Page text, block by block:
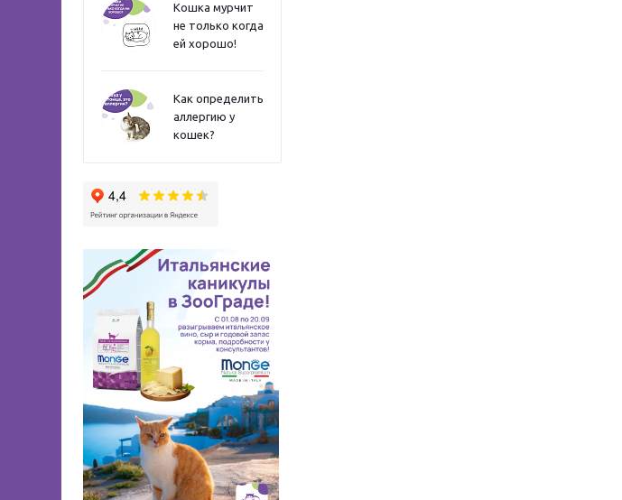
Кошка мурчит
не только когда
ей хорошо!
Как определить
аллергию у
кошек?